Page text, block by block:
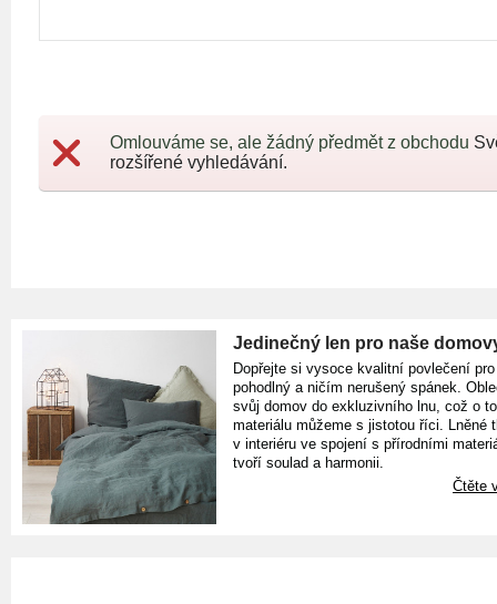
Omlouváme se, ale žádný předmět z obchodu
rozšířené vyhledávání.
Jedinečný len pro naše
Dopřejte si vysoce kvalitní povlečení pro
pohodlný a ničím nerušený spánek.
svůj domov do exkluzivního lnu, což o
materiálu můžeme s jistotou říci. Lněné
v interiéru ve spojení s přírodními
tvoří soulad a harmonii.
Čtěte